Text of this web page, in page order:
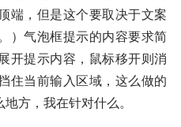
端，但是这个要取决于文案
）气泡框提示的内容要求简
开提示内容，鼠标移开则消
住当前输入区域，这么做的
方，我在针对什么。